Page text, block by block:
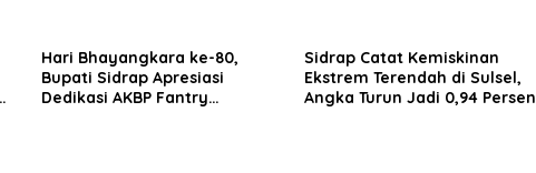
Hari Bhayangkara ke-80,
Bupati Sidrap Apresiasi
Dedikasi AKBP Fantry
Sidrap Catat Kemiskinan
Ekstrem Terendah di Sulsel,
Angka Turun Jadi 0,94 Persen